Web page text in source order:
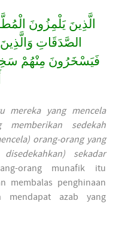
الَّذِينَ يَلْمِزُونَ
الصَّدَقَاتِ
فَيَسْخَرُونَ مِنْهُمْ
mereka yang mencela
memberikan sedekah
orang-orang yang
sekadar
orang munafik itu
membalas penghinaan
mendapat azab yang